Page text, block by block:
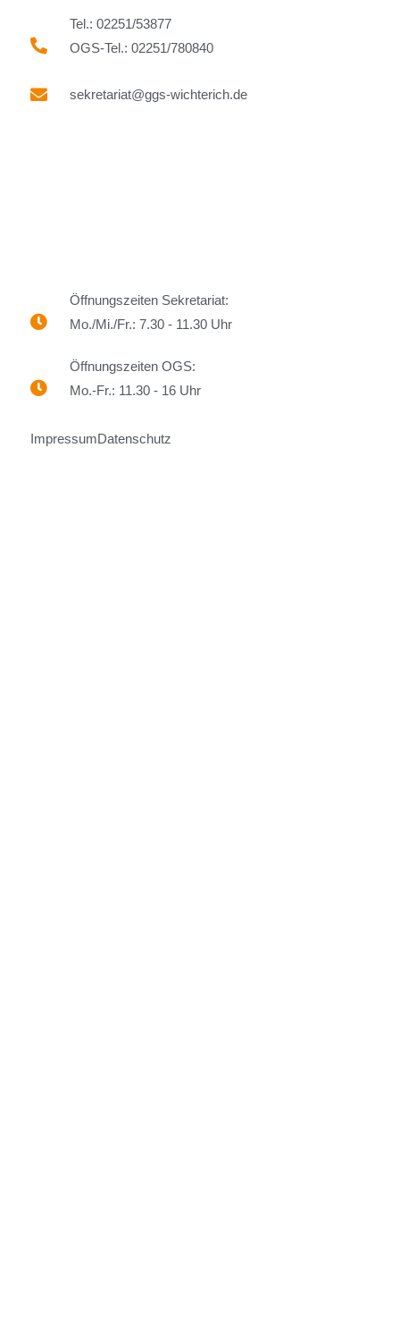
Tel.: 02251/53877
OGS-Tel.: 02251/780840
sekretariat@ggs-wichterich.de
Öffnungszeiten Sekretariat:
Mo./Mi./Fr.: 7.30 - 11.30 Uhr
Öffnungszeiten OGS:
Mo.-Fr.: 11.30 - 16 Uhr
ImpressumDatenschutz